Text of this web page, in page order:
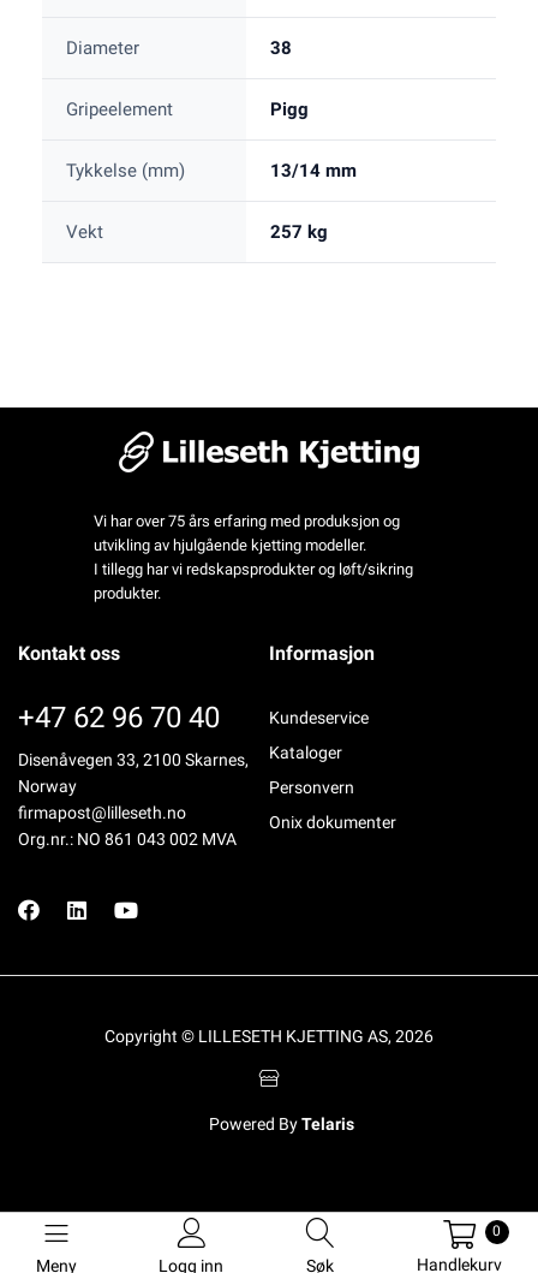
Meny Logg inn Søk
0
Handlekurv
Diameter 38
Gripeelement Pigg
Tykkelse (mm) 13/14 mm
Vekt 257 kg
Vi har over 75 års erfaring med produksjon og
utvikling av hjulgående kjetting modeller.
I tillegg har vi redskapsprodukter og løft/sikring
produkter.
Kontakt oss
+47 62 96 70 40
Disenåvegen 33, 2100 Skarnes,
Norway
firmapost@lilleseth.no
Org.nr.: NO 861 043 002 MVA
Informasjon
Kundeservice
Kataloger
Personvern
Onix dokumenter
Copyright © LILLESETH KJETTING AS, 2026
Powered ByTelaris